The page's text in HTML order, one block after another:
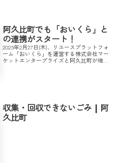
阿久比町でも「おいくら」と
の連携がスタート！
2025年2月27日(木)、リユースプラットフォ
ーム「おいくら」を運営する株式会社マー
ケットエンタープライズと阿久比町が地域
収集・回収できないごみ | 阿
久比町